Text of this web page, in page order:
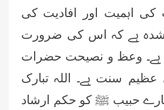
اہمیت اور افادیت کی
شدہ ہے کہ اس کی ضرورت
ہے۔ وعظ و نصیحت حضرات
عظیم سنت ہے۔ اللہ تبارک
پیارے حبیب ﷺ کو حکم ارشاد